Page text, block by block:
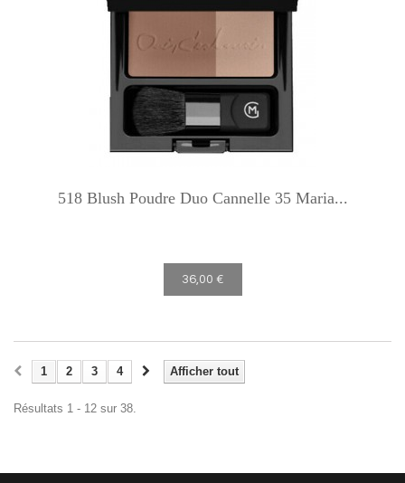
518 Blush Poudre Duo Cannelle 35 Maria...
36,00 €
Afficher tout
1 2 3 4
Résultats 1 - 12 sur 38.